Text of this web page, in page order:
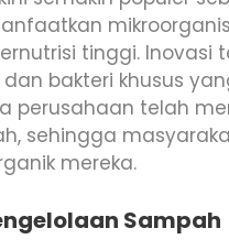
tinggi. Inovasi
bakteri khusus
perusahaan telah
sehingga
mereka.
Sampah